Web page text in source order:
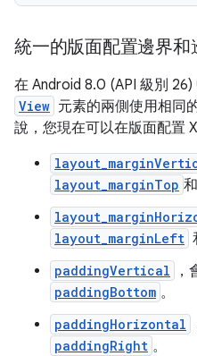
統一的版面配置邊界和
在 Android 8.0 (API 級別
View 元素的兩側使用相同
說，您現在可以在版面配置
layout_marginTop 和
layout_marginLeft
paddingVertical ，
paddingBottom 。
paddingHorizontal
paddingRight 。